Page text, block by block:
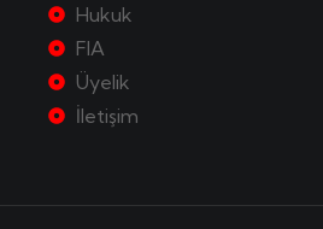
Hukuk
FIA
Üyelik
İletişim